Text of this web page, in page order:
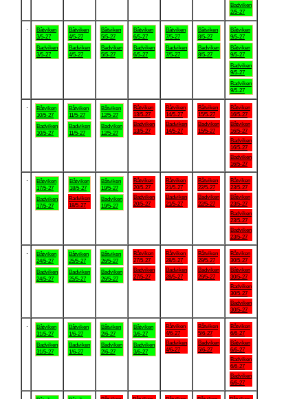
Badviken
2/5-27
Båtviken
3/5-27
Badviken
3/5-27
Båtviken
4/5-27
Badviken
4/5-27
Båtviken
5/5-27
Badviken
5/5-27
Båtviken
6/5-27
Badviken
6/5-27
Båtviken
7/5-27
Badviken
7/5-27
Båtviken
8/5-27
Badviken
8/5-27
Båtviken
9/5-27
Båtviken
9/5-27
Badviken
9/5-27
Badviken
9/5-27
Båtviken
10/5-27
Badviken
10/5-27
Båtviken
11/5-27
Badviken
11/5-27
Båtviken
12/5-27
Badviken
12/5-27
Båtviken
13/5-27
Badviken
13/5-27
Båtviken
14/5-27
Badviken
14/5-27
Båtviken
15/5-27
Badviken
15/5-27
Båtviken
16/5-27
Båtviken
16/5-27
Badviken
16/5-27
Badviken
16/5-27
Båtviken
17/5-27
Badviken
17/5-27
Båtviken
18/5-27
Badviken
18/5-27
Båtviken
19/5-27
Badviken
19/5-27
Båtviken
20/5-27
Badviken
20/5-27
Båtviken
21/5-27
Badviken
21/5-27
Båtviken
22/5-27
Badviken
22/5-27
Båtviken
23/5-27
Båtviken
23/5-27
Badviken
23/5-27
Badviken
23/5-27
Båtviken
24/5-27
Badviken
24/5-27
Båtviken
25/5-27
Badviken
25/5-27
Båtviken
26/5-27
Badviken
26/5-27
Båtviken
27/5-27
Badviken
27/5-27
Båtviken
28/5-27
Badviken
28/5-27
Båtviken
29/5-27
Badviken
29/5-27
Båtviken
30/5-27
Båtviken
30/5-27
Badviken
30/5-27
Badviken
30/5-27
Båtviken
31/5-27
Badviken
31/5-27
Båtviken
1/6-27
Badviken
1/6-27
Båtviken
2/6-27
Badviken
2/6-27
Båtviken
3/6-27
Badviken
3/6-27
Båtviken
4/6-27
Badviken
4/6-27
Båtviken
5/6-27
Badviken
5/6-27
Båtviken
6/6-27
Båtviken
6/6-27
Badviken
6/6-27
Badviken
6/6-27